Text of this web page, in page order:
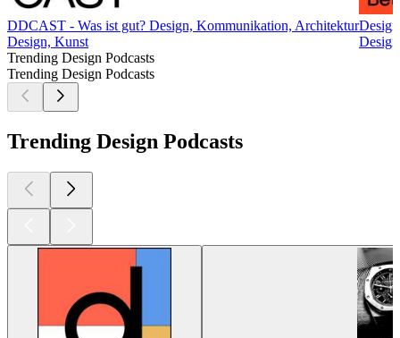
DDCAST - Was ist gut? Design, Kommunikation, Architektur
Design, Kunst
Trending Design Podcasts
Trending Design Podcasts
Trending Design Podcasts